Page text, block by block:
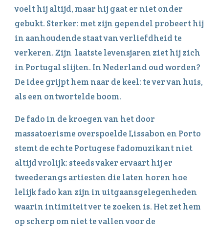
voelt hij altijd, maar hij gaat er niet onder
gebukt. Sterker: met zijn gependel probeert hij
in aanhoudende staat van verliefdheid te
verkeren. Zijn laatste levensjaren ziet hij zich
in Portugal slijten. In Nederland oud worden?
De idee grijpt hem naar de keel: te ver van huis,
als een ontwortelde boom.
De fado in de kroegen van het door
massatoerisme overspoelde Lissabon en Porto
stemt de echte Portugese fadomuzikant niet
altijd vrolijk: steeds vaker ervaart hij er
tweederangs artiesten die laten horen hoe
lelijk fado kan zijn in uitgaansgelegenheden
waarin intimiteit ver te zoeken is. Het zet hem
op scherp om niet te vallen voor de